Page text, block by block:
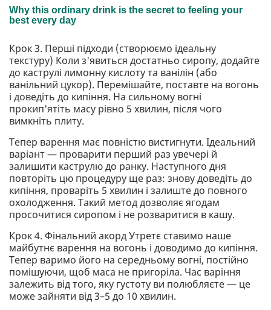
Крок 3. Перші підходи (створюємо ідеальну
текстуру) Коли з'явиться достатньо сиропу, додайте
до каструлі лимонну кислоту та ванілін (або
ванільний цукор). Перемішайте, поставте на вогонь
і доведіть до кипіння. На сильному вогні
прокип'ятіть масу рівно 5 хвилин, після чого
вимкніть плиту.
Тепер варення має повністю вистигнути. Ідеальний
варіант — проварити перший раз увечері й
залишити каструлю до ранку. Наступного дня
повторіть цю процедуру ще раз: знову доведіть до
кипіння, проваріть 5 хвилин і залиште до повного
охолодження. Такий метод дозволяє ягодам
просочитися сиропом і не розваритися в кашу.
Крок 4. Фінальний акорд Утретє ставимо наше
майбутнє варення на вогонь і доводимо до кипіння.
Тепер варимо його на середньому вогні, постійно
помішуючи, щоб маса не пригоріла. Час варіння
залежить від того, яку густоту ви полюбляєте — це
може зайняти від 3–5 до 10 хвилин.